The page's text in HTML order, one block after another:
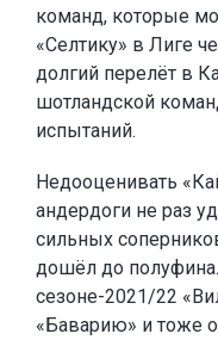
команд, которые
«Селтику» в Лиге
долгий перелёт в
шотландской
испытаний.
Недооценивать
андердоги не раз
сильных
дошёл до
сезоне-2021/22
«Баварию» и тоже